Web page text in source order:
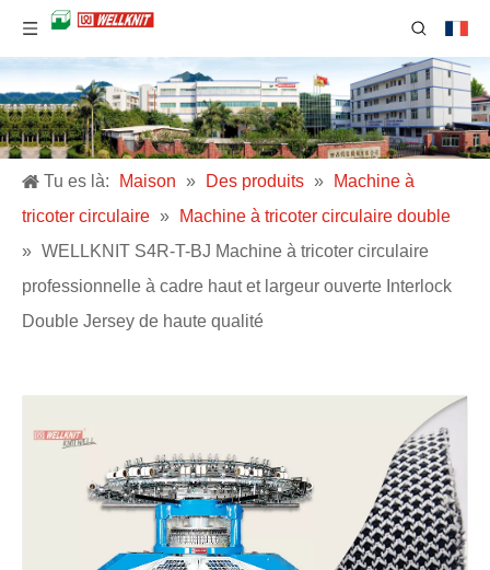
Tu es là: Maison » Des produits »
Machine à
tricoter circulaire »
Machine à tricoter circulaire double
» WELLKNIT S4R-T-BJ Machine à tricoter circulaire
professionnelle à cadre haut et largeur ouverte Interlock
Double Jersey de haute qualité